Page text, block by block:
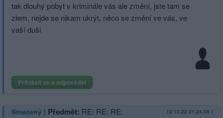
tak dlouhý pobyt v kriminále vás ale změní, jste tam se
zlem, nejde se nikam ukrýt, něco se změní ve vás, ve
vaší duši
Přihlásit se a odpovědět
Smazaný | Předmět: RE: RE: RE: 12.10.22 01:24:08 |